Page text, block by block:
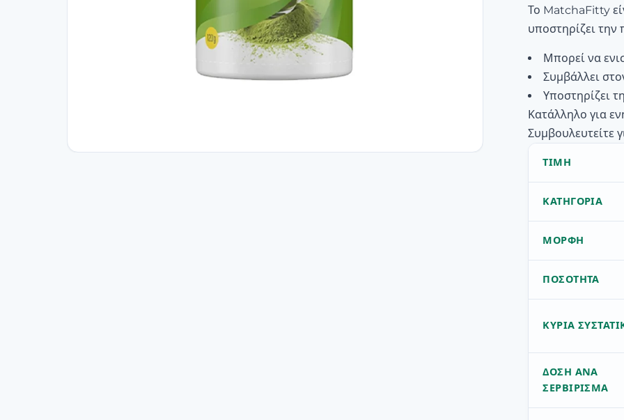
Το MatchaFitty
υποστηρίζει
Μπορεί να
Συμβάλλει
Υποστηρίζει
Κατάλληλο για
Συμβουλευτείτε
ΤΙΜΉ
ΚΑΤΗΓΟΡΊΑ
ΜΟΡΦΉ
ΠΟΣΌΤΗΤΑ
ΚΎΡΙΑ
ΔΌΣΗ ΑΝΆ
ΣΕΡΒΊΡΙΣΜΑ